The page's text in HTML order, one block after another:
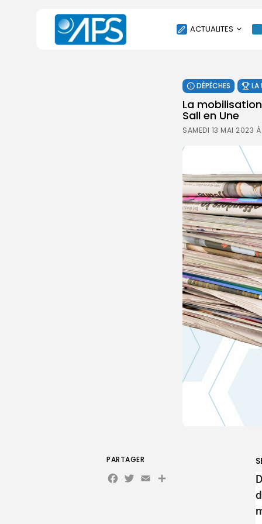
ACTUALITES
SOCIÉTÉ
ÉCONOMIE
CULTURE
ENVIRONNEMENT
INTERNATIONAL
AGENDA
SANTE
DÉPÊCHES LA
La
Sall en Une
SAMEDI 13 MAI 2023
PARTAGER
Facebook
Twitter
Email